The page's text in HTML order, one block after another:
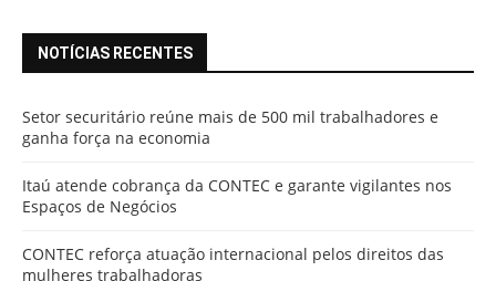
NOTÍCIAS RECENTES
Setor securitário reúne mais de 500 mil trabalhadores e
ganha força na economia
Itaú atende cobrança da CONTEC e garante vigilantes nos
Espaços de Negócios
CONTEC reforça atuação internacional pelos direitos das
mulheres trabalhadoras